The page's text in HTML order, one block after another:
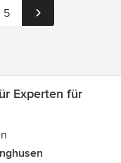
5
Experten für